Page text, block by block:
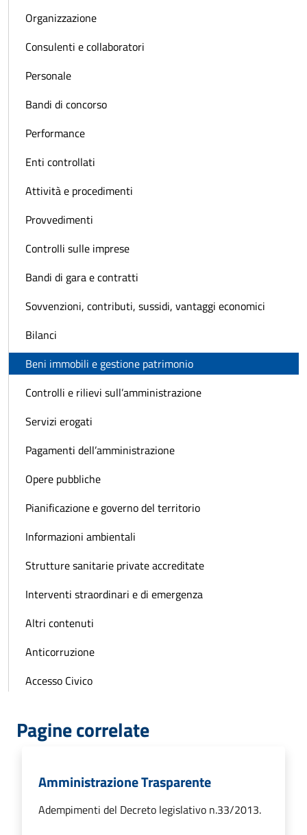
Organizzazione
Consulenti e collaboratori
Personale
Bandi di concorso
Performance
Enti controllati
Attività e procedimenti
Provvedimenti
Controlli sulle imprese
Bandi di gara e contratti
Sovvenzioni, contributi, sussidi, vantaggi economici
Bilanci
Beni immobili e gestione patrimonio
Controlli e rilievi sull’amministrazione
Servizi erogati
Pagamenti dell’amministrazione
Opere pubbliche
Pianificazione e governo del territorio
Informazioni ambientali
Strutture sanitarie private accreditate
Interventi straordinari e di emergenza
Altri contenuti
Anticorruzione
Accesso Civico
Pagine correlate
Amministrazione Trasparente
Adempimenti del Decreto legislativo n.33/2013.